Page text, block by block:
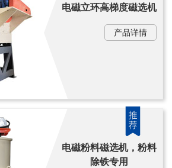
电磁立环高梯度磁选机
产品详情
电磁粉料磁选机，粉料
除铁专用